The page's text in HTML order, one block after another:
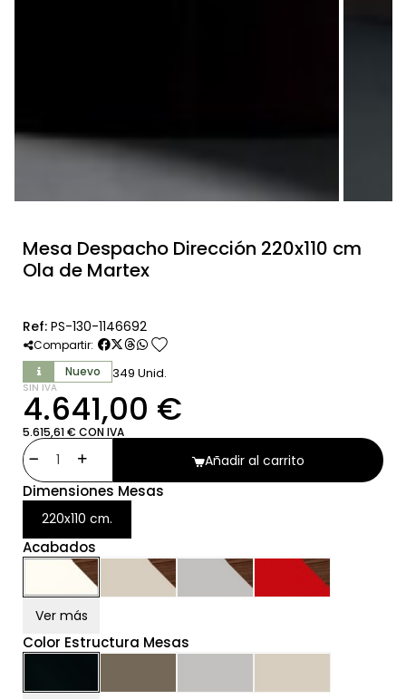
Mesa Despacho Dirección 220x110 cm
Ola de Martex
Ref: PS-130-1146692
Compartir: favorite
Nuevo 349 Unid.
SIN IVA
4.641,00 €
5.615,61 € CON IVA
Añadir al carrito
Dimensiones Mesas
220x110 cm.
Acabados
Ver más
Color Estructura Mesas